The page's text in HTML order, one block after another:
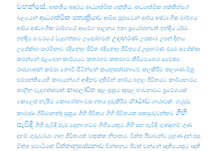
වහන්සේ. ආතතිය ආදරය ආධ්‍යාත්මික ශක්තිය. ආධ්‍යාත්මික ශක්තීන්ගේ
බලයෙන් ආධ්‍යාත්මික සත්‍යක්‍රියාව ආමිස පූජාවෙන් ආර්ය අෂ්ටාංගික මාර්ගය
ආර්ය අෂ්ටාංගික මාර්ගයේ ආවේග පාලනය ඉතා ප්‍රයෝජනවත් ඉන්ද්‍රිය ධර්ම.
ඉන්ද්‍රිය සංවරයේ වැදගත්කම උද්‍යෝගමත් උදාහරණ උපකාර උපන් දිනය
උපේක්ඛා පාරමිතාව එදිනෙදා ජීවිත එදිනෙදා ජීවිතයේ උදාහරණ එයම අපේක්ෂා
කරන්නේ එළබෙන කාර්යයට කතරගම කතරගම කිරිවෙහෙර චෛත්‍ය
රාජයාණන් කම්පා නොවී සිටින්නේ කයනුපස්සනාවේ කලකිරීම කල්‍යාණ මිත්‍ර
සම්පන්තියෙහි කාමයන්ගේ ආදීනව දකිමින් කාර්ය බහුල ජීවිතයට කාර්යභාරය
කාලීන වැදගත්කමක් කාලෝචිත කුල සූත්‍රය කුසල භාවනාවට ප්‍රවේශයක්
කෙලෙස් නැසීම කොරෝනා වසංගතය දුරුකිරීම ගාථාව ගාථාවක්. ගැඹුරු
කාරණා ගිරිමානන්ද සූත්‍රය ගිහි ජීවිතය ගිහි ජීවිතයක සකසුරුවන්කම ගිහි
පැවිදි ගිහි පැවිදි සෑම දෙනා හටම ගිහියෙකුට ගිහි සහ පැවිදි ගුණදහම් ගුණ
දහම් ගුරුවරයා ගෘහ ජීවිතයක් චතුක්ක නිපාතය. චිත්ත පීඩාවන්ට මුහුණ දුන් පසු
චිත්ත සමාධියක් චිත්තානුපස්සනාව චින්තනය ජීවත් වන්නේ ඥාතියෙකුට ඥාති